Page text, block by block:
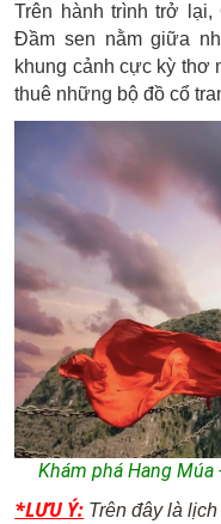
Trên hành trình trở lại,
Đầm sen nằm giữa
khung cảnh cực kỳ thơ
thuê những bộ đồ cổ
Khám phá Hang Múa
*LƯU Ý: Trên đây là